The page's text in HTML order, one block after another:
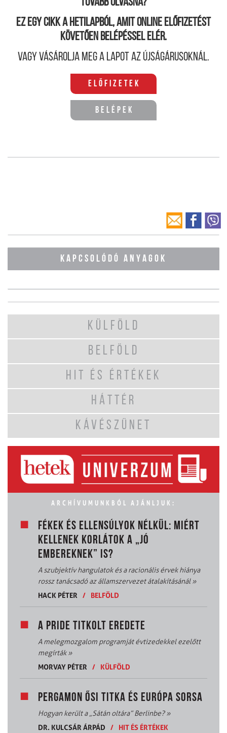
Tovább olvasná?
Ez egy cikk a hetilapból, amit online előfizetést
követően belépéssel elér.
Vagy vásárolja meg a lapot az újságárusoknál.
Előfizetek
Belépek
KAPCSOLÓDÓ ANYAGOK
KÜLFÖLD
BELFÖLD
HIT ÉS ÉRTÉKEK
HÁTTÉR
KÁVÉSZÜNET
ARCHÍVUMUNKBÓL AJÁNLJUK:
FÉKEK ÉS ELLENSÚLYOK NÉLKÜL: MIÉRT
KELLENEK KORLÁTOK A „JÓ
EMBEREKNEK” IS?
A szubjektív hangulatok és a racionális érvek hiánya
rossz tanácsadó az államszervezet átalakításánál»
HACK PÉTER
/ BELFÖLD
A PRIDE TITKOLT EREDETE
A melegmozgalom programját évtizedekkel ezelőtt
megírták»
MORVAY PÉTER
/ KÜLFÖLD
PERGAMON ŐSI TITKA ÉS EURÓPA SORSA
Hogyan került a „Sátán oltára” Berlinbe?»
DR. KULCSÁR ÁRPÁD
/ HIT ÉS ÉRTÉKEK